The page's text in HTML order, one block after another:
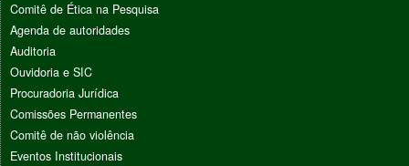
Comitê de Ética na Pesquisa
Agenda de autoridades
Auditoria
Ouvidoria e SIC
Procuradoria Jurídica
Comissões Permanentes
Comitê de não violência
Eventos Institucionais